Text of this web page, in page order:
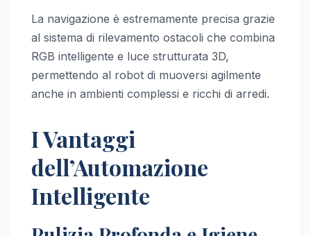
La navigazione è estremamente precisa grazie
al sistema di rilevamento ostacoli che combina
RGB intelligente e luce strutturata 3D,
permettendo al robot di muoversi agilmente
anche in ambienti complessi e ricchi di arredi.
I Vantaggi
dell’Automazione
Intelligente